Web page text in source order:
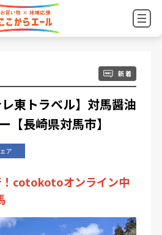
新 着
東トラベル】対馬醤油
【長崎県対馬市】
ア
！cotokotoオンライン中